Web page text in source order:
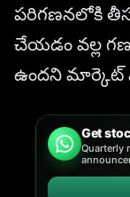
పరిగణనలోకి
చేయడం వల్ల
ఉందని మార్కెట్
Get
Quarterly